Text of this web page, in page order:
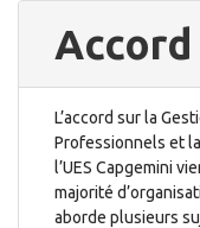
Accord
L’accord sur la
Professionnels et
l’UES Capgemini
majorité
aborde plusieurs